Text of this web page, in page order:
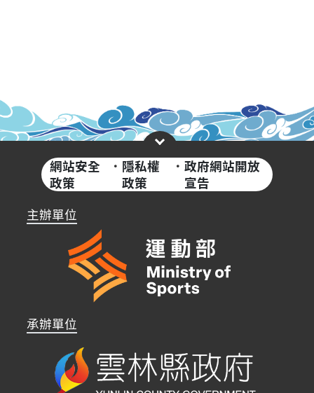
網站安全
政策
· 隱私權
政策
·政府網站開放
宣告
主辦單位
承辦單位